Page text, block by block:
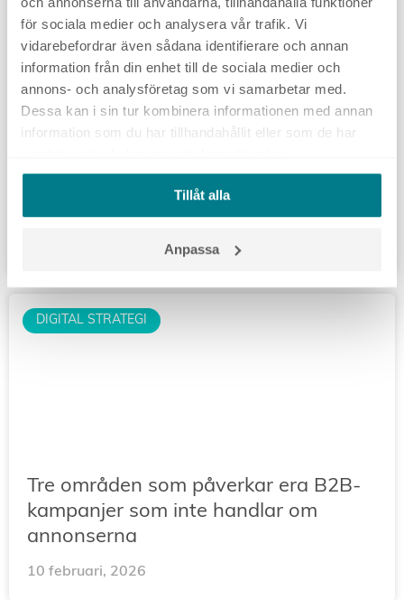
för sociala medier och analysera vår trafik. Vi
vidarebefordrar även sådana identifierare och annan
information från din enhet till de sociala medier och
annons- och analysföretag som vi samarbetar med.
Dessa kan i sin tur kombinera informationen med annan
information som du har tillhandahållit eller som de har
Tillåt alla
Anpassa
DIGITAL STRATEGI
Skillnaden mellan optimering och
DIGITAL STRATEGI
Tre områden som påverkar era B2B-
kampanjer som inte handlar om
annonserna
10 februari, 2026